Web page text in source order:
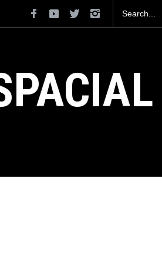
como el cuarto exportador aeroespacial
los 13,600 millones de dólares en
el 2025.